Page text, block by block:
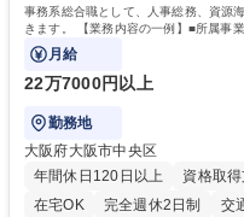
事務系総合職として、人事総務、資源
きます。 【業務内容の一例】■所属事
門の企画スタッフ、ルート営業
月給
22万7000円以上
勤務地
大阪府大阪市中央区
年間休日120日以上
資格取得
在宅OK
完全週休2日制 交